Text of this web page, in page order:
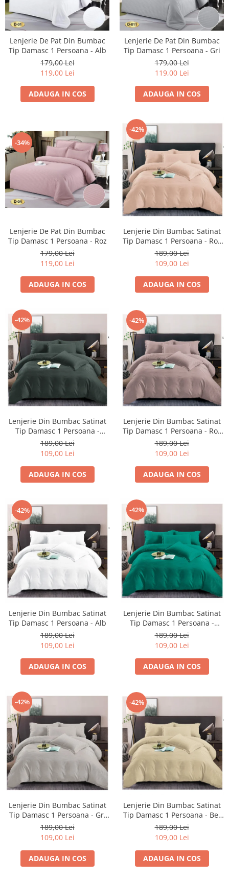
Lenjerie De Pat Din Bumbac
Tip Damasc 1 Persoana - Alb
179,00 Lei
119,00 Lei
ADAUGA IN COS
Lenjerie De Pat Din Bumbac
Tip Damasc 1 Persoana - Gri
179,00 Lei
119,00 Lei
ADAUGA IN COS
-34%
Lenjerie De Pat Din Bumbac
Tip Damasc 1 Persoana - Roz
179,00 Lei
119,00 Lei
ADAUGA IN COS
-42%
Lenjerie Din Bumbac Satinat
Tip Damasc 1 Persoana - Roz
Caisa
189,00 Lei
109,00 Lei
ADAUGA IN COS
-42%
Lenjerie Din Bumbac Satinat
Tip Damasc 1 Persoana -
Verde Petrol
189,00 Lei
109,00 Lei
ADAUGA IN COS
-42%
Lenjerie Din Bumbac Satinat
Tip Damasc 1 Persoana - Roz
Minereaux
189,00 Lei
109,00 Lei
ADAUGA IN COS
-42%
Lenjerie Din Bumbac Satinat
Tip Damasc 1 Persoana - Alb
189,00 Lei
109,00 Lei
ADAUGA IN COS
-42%
Lenjerie Din Bumbac Satinat
Tip Damasc 1 Persoana -
Verde Pin
189,00 Lei
109,00 Lei
ADAUGA IN COS
-42%
Lenjerie Din Bumbac Satinat
Tip Damasc 1 Persoana - Gri
Deschis
189,00 Lei
109,00 Lei
ADAUGA IN COS
-42%
Lenjerie Din Bumbac Satinat
Tip Damasc 1 Persoana - Bej
Deschis
189,00 Lei
109,00 Lei
ADAUGA IN COS